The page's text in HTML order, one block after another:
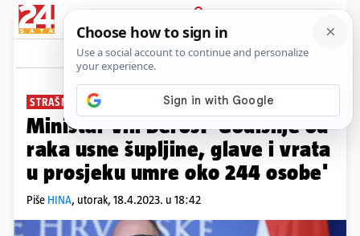
PRIJAVA
News Komentari
STRAŠNE BROJKE
Ministar Vili Beroš: 'Godišnje od
raka usne šupljine, glave i vrata
u prosjeku umre oko 244 osobe'
Piše HINA, utorak, 18.4.2023. u 18:42